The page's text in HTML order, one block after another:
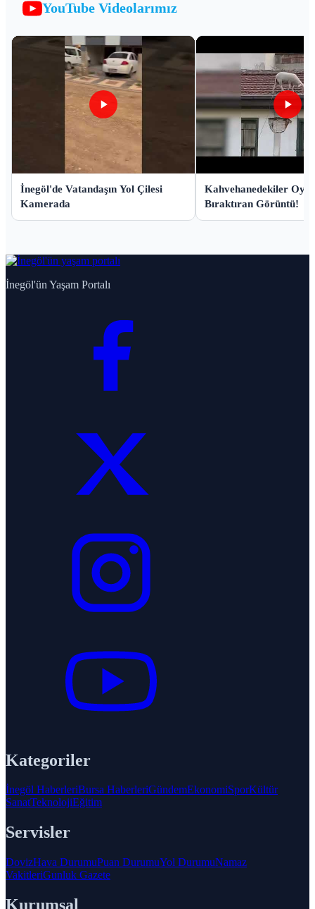
YouTube Videolarımız
İnegöl'de Vatandaşın Yol Çilesi
Kamerada
Kahvehanedekiler
Bıraktıran Görüntü!
İnegöl'ün Yaşam Portalı
Kategoriler
İnegöl HaberleriBursa HaberleriGündemEkonomiSporKültür
SanatTeknolojiEğitim
Servisler
DovizHava DurumuPuan DurumuYol DurumuNamaz
VakitleriGunluk Gazete
Kurumsal